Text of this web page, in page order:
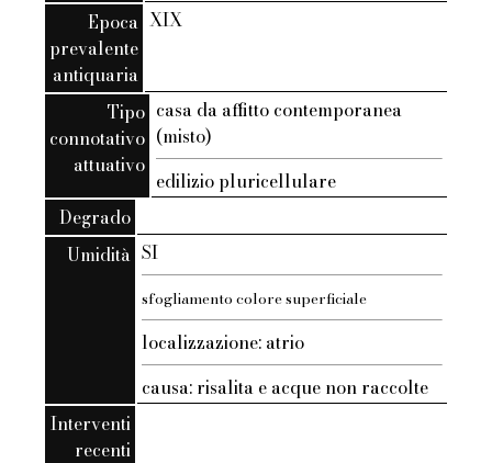
Epoca
prevalente
antiquaria
XIX
Tipo
connotativo
attuativo
casa da affitto contemporanea
(misto)
edilizio pluricellulare
Degrado
Umidità SI
sfogliamento colore superficiale
localizzazione: atrio
causa: risalita e acque non raccolte
Interventi
recenti